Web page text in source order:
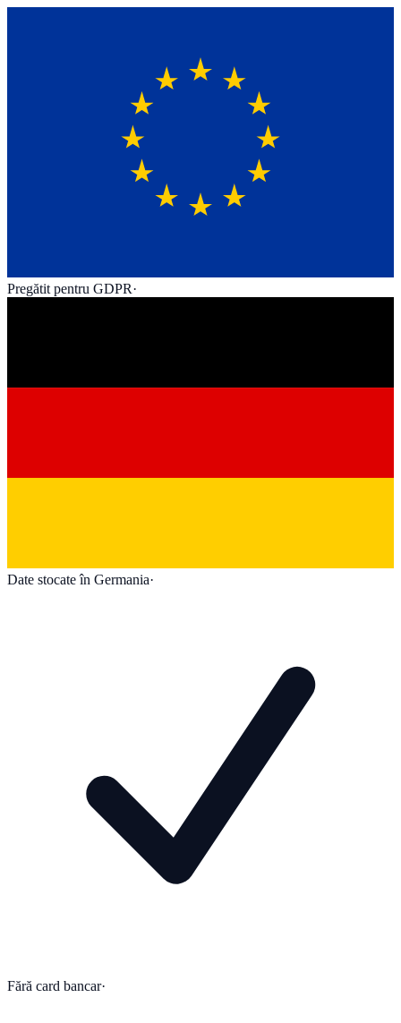
Pregătit pentru GDPR·
Date stocate în Germania·
Fără card bancar·